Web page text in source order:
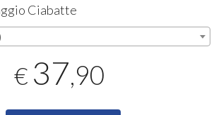
Ciabatte
€ 37,90